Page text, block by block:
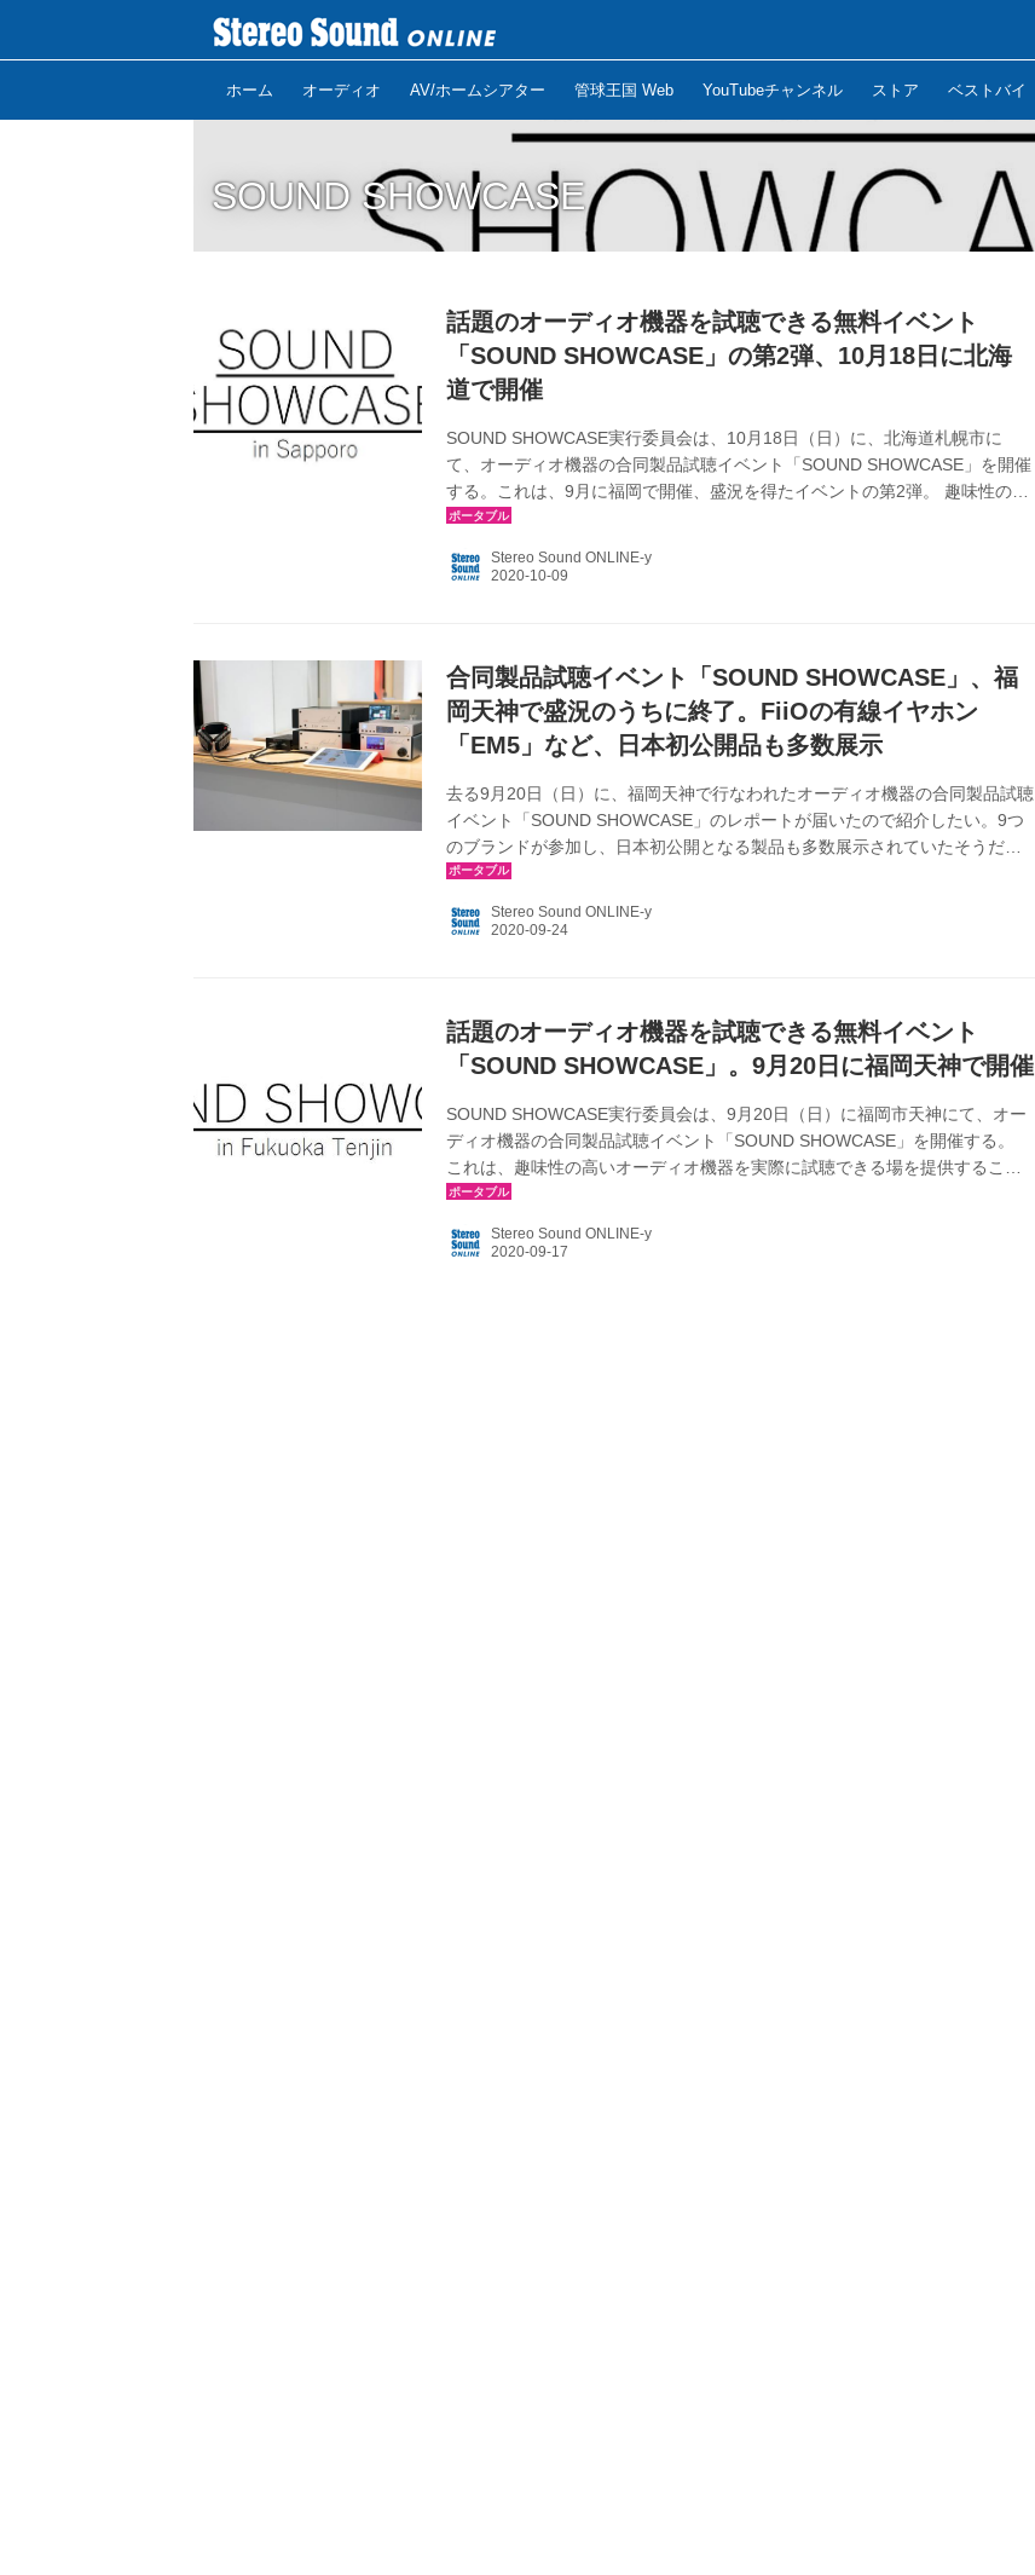
ホーム オーディオ AV/ホームシアター 管球王国 Web YouTubeチャンネル ストア ベストバイ
SOUND SHOWCASE
話題のオーディオ機器を試聴できる無料イベント
「SOUND SHOWCASE」の第2弾、10月18日に北海
道で開催
SOUND SHOWCASE実行委員会は、10月18日（日）に、北海道札幌市に
て、オーディオ機器の合同製品試聴イベント「SOUND SHOWCASE」を開催
する。これは、9月に福岡で開催、盛況を得たイベントの第2弾。 趣味性の高
いオーディオ機器を実際に試聴できる場を提供することを目的に開催され
SHOWCASE開催概要 開催日：2020年10月18日（日） 時間：12時～17時 場
Stereo Sound ONLINE-y
合同製品試聴イベント「SOUND SHOWCASE」、福
岡天神で盛況のうちに終了。FiiOの有線イヤホン
「EM5」など、日本初公開品も多数展示
去る9月20日（日）に、福岡天神で行なわれたオーディオ機器の合同製品試聴
イベント「SOUND SHOWCASE」のレポートが届いたので紹介したい。9つ
のブランドが参加し、日本初公開となる製品も多数展示されていたそうだ。
飯田ピアノ ブース HiBy デジタルオーディオプレーヤーのフラッグシップモ
HiBy「R8」 今秋発売予定／価格未定 R8はWi-Fiモデルの「R8AL」と4Gネッ
Stereo Sound ONLINE-y
話題のオーディオ機器を試聴できる無料イベント
「SOUND SHOWCASE」。9月20日に福岡天神で開催
SOUND SHOWCASE実行委員会は、9月20日（日）に福岡市天神にて、オー
ディオ機器の合同製品試聴イベント「SOUND SHOWCASE」を開催する。
これは、趣味性の高いオーディオ機器を実際に試聴できる場を提供すること
を目的に開催される、無料の試聴イベント。コロナ禍によって、人の集まる
は多数発売されていることから、なかなか話題の製品を試聴する機会に恵ま
Stereo Sound ONLINE-y